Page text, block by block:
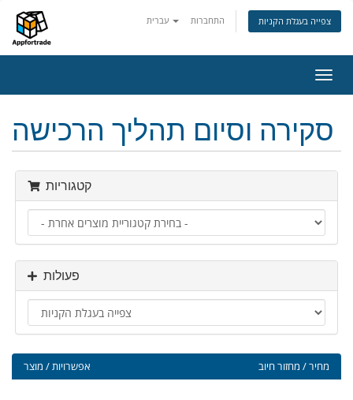
התחברות צפייה בעגלת הקניות
ניווט
סקירה וסיום תהליך הרכישה
קטגוריות
פעולות
אפשרויות / מוצר מחיר / מחזור חיוב